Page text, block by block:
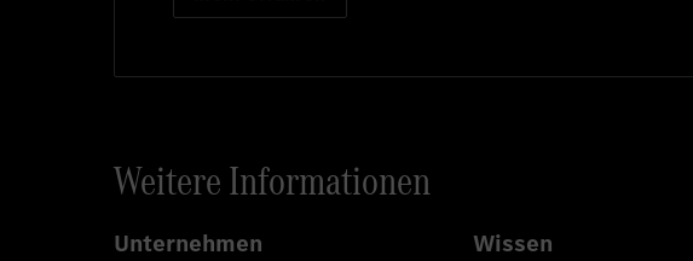
Weitere Informationen
Unternehmen Wissen